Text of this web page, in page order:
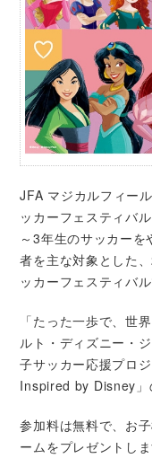
JFA マジカルフィー
ッカーフェスティバ
～3年生のサッカー
者を主な対象とした
ッカーフェスティバル
「たった一歩で、世
ルト・ディズニー・
子サッカー応援プロ
Inspired by Disney」
参加料は無料で、お
ームをプレゼントしま